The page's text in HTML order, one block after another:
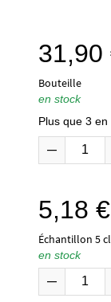
31,90
Bouteille
en stock
Plus que 3 en
5,18 €
Échantillon 5 cl
en stock